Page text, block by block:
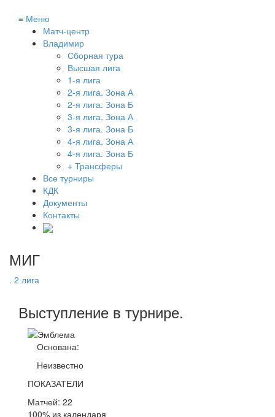
≡ Меню
Матч-центр
Владимир
Сборная тура
Высшая лига
1-я лига
2-я лига. Зона А
2-я лига. Зона Б
3-я лига. Зона А
3-я лига. Зона Б
4-я лига. Зона А
4-я лига. Зона Б
+ Трансферы
Все турниры
КДК
Документы
Контакты
МИГ
. 2 лига
Выступление в турнире.
Основана:
Неизвестно
ПОКАЗАТЕЛИ
Матчей: 22
100% из календаря